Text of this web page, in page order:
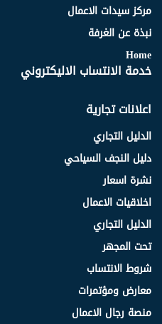
مركز سيدات الاعمال
نبذة عن الغرفة
Home
خدمة الانتساب الاليكتروني
اعلانات تجارية
الدليل التجاري
دليل النجف السياحي
نشرة اسعار
اخلاقيات الاعمال
الدليل التجاري
تحت المجهر
شروط الانتساب
معارض ومؤتمرات
منصة رجال الاعمال